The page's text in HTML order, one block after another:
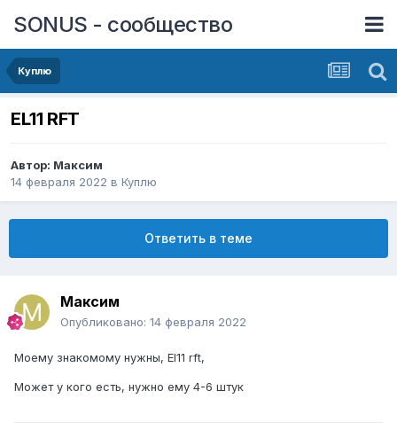
SONUS - сообщество
Куплю
EL11 RFT
Автор: Максим
14 февраля 2022 в Куплю
Ответить в теме
Максим
Опубликовано: 14 февраля 2022
Моему знакомому нужны, EI11 rft,
Может у кого есть, нужно ему 4-6 штук